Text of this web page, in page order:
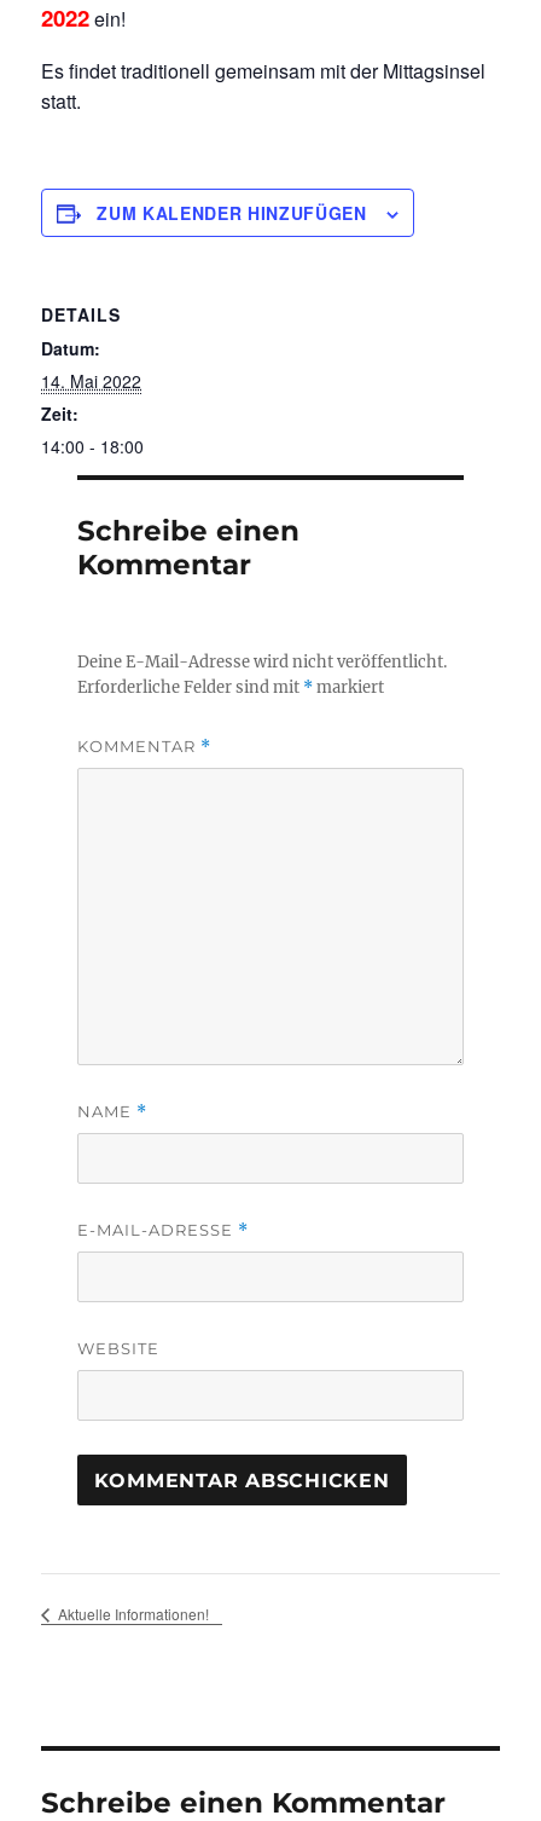
2022ein!
Es findet traditionell gemeinsam mit der Mittagsinsel
statt.
ZUM KALENDER HINZUFÜGEN
DETAILS
Datum:
14. Mai 2022
Zeit:
14:00 - 18:00
Schreibe einen
Kommentar
Deine E-Mail-Adresse wird nicht veröffentlicht.
Erforderliche Felder sind mit *markiert
KOMMENTAR *
NAME *
E-MAIL-ADRESSE *
WEBSITE
Aktuelle Informationen!
Schreibe einen Kommentar